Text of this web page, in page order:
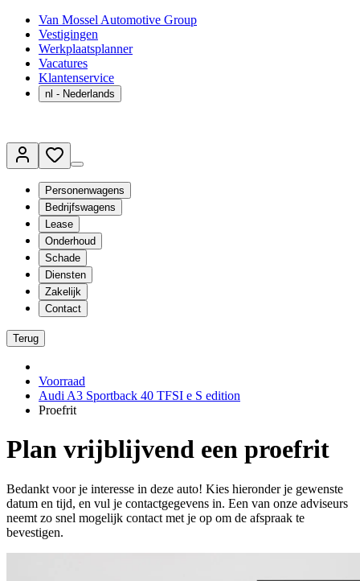
Van Mossel Automotive Group
Vestigingen
Werkplaatsplanner
Vacatures
Klantenservice
nl - Nederlands
Personenwagens
Bedrijfswagens
Lease
Onderhoud
Schade
Diensten
Zakelijk
Contact
Terug
Voorraad
Audi A3 Sportback 40 TFSI e S edition
Proefrit
Plan vrijblijvend een proefrit
Bedankt voor je interesse in deze auto! Kies hieronder je gewenste
datum en tijd, en vul je contactgegevens in. Een van onze adviseurs
neemt zo snel mogelijk contact met je op om de afspraak te
bevestigen.